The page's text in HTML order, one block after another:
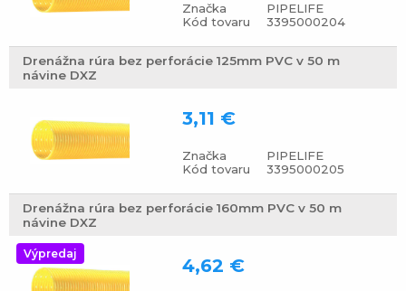
Značka
PIPELIFE
Kód tovaru
3395000204
Drenážna rúra bez perforácie 125mm PVC v 50 m
návine DXZ
Značka
PIPELIFE
Kód tovaru
3395000205
3,11 €
Drenážna rúra bez perforácie 160mm PVC v 50 m
návine DXZ
Výpredaj
4,62 €